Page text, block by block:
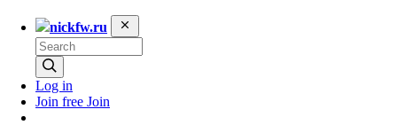
nickfw.ru
Log in
Join free Join